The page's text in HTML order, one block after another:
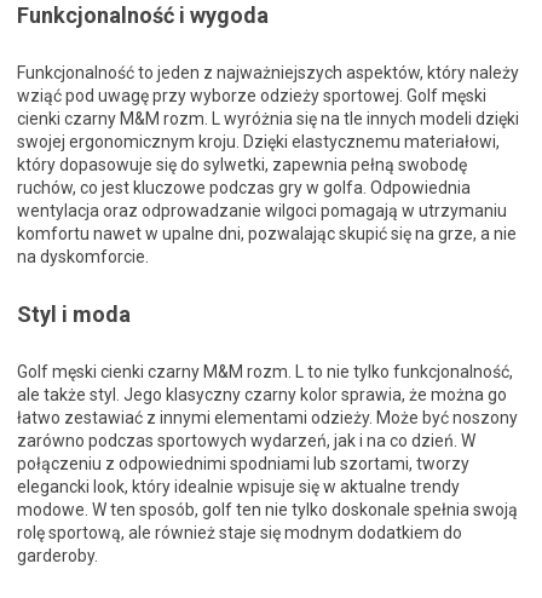
Funkcjonalność i wygoda
Funkcjonalność to jeden z najważniejszych aspektów, który należy
wziąć pod uwagę przy wyborze odzieży sportowej. Golf męski
cienki czarny M&M rozm. L wyróżnia się na tle innych modeli dzięki
swojej ergonomicznym kroju. Dzięki elastycznemu materiałowi,
który dopasowuje się do sylwetki, zapewnia pełną swobodę
ruchów, co jest kluczowe podczas gry w golfa. Odpowiednia
wentylacja oraz odprowadzanie wilgoci pomagają w utrzymaniu
komfortu nawet w upalne dni, pozwalając skupić się na grze, a nie
na dyskomforcie.
Styl i moda
Golf męski cienki czarny M&M rozm. L to nie tylko funkcjonalność,
ale także styl. Jego klasyczny czarny kolor sprawia, że można go
łatwo zestawiać z innymi elementami odzieży. Może być noszony
zarówno podczas sportowych wydarzeń, jak i na co dzień. W
połączeniu z odpowiednimi spodniami lub szortami, tworzy
elegancki look, który idealnie wpisuje się w aktualne trendy
modowe. W ten sposób, golf ten nie tylko doskonale spełnia swoją
rolę sportową, ale również staje się modnym dodatkiem do
garderoby.